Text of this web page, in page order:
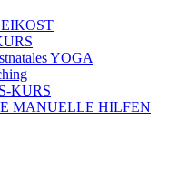
YOGA
KURS
MANUELLE HILFEN